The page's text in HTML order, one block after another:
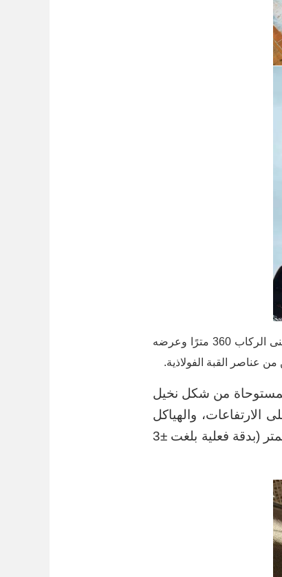
يُعد المشروع الأضخم في جنوب شرق آسيا من حيث مساحة وحجم الهياكل الفولاذية، حيث يبلغ طول سقف مبنى الركاب 360 مترًا وعرضه
من شكل نخيل
الارتفاعات، والهياكل
المقاومة للرطوبة، والمراقبة الفورية، مما حقق قدرة في التحكم في الخطأ على مستوى المليمتر (بدقة فعلية بلغت ±3